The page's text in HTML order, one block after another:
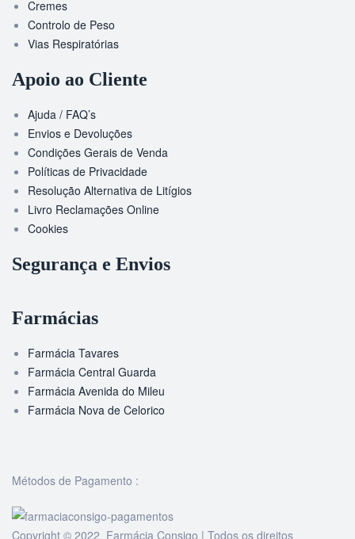
Cremes
Controlo de Peso
Vias Respiratórias
Apoio ao Cliente
Ajuda / FAQ’s
Envios e Devoluções
Condições Gerais de Venda
Políticas de Privacidade
Resolução Alternativa de Litígios
Livro Reclamações Online
Cookies
Segurança e Envios
Farmácias
Farmácia Tavares
Farmácia Central Guarda
Farmácia Avenida do Mileu
Farmácia Nova de Celorico
Métodos de Pagamento :
Copyright © 2022 Farmácia Consigo | Todos os direitos